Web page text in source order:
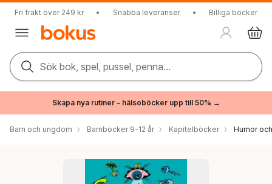
Fri frakt över 249 kr • Snabba leveranser • Billiga böcker
Sök bok, spel, pussel, penna...
Skapa nya rutiner – hälsoböcker upp till 50% →
Barn och ungdom Barnböcker 9-12 år Kapitelböcker Humor